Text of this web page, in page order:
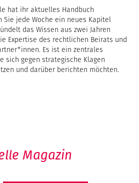
hat ihr aktuelles Handbuch
jede Woche ein neues Kapitel
das Wissen aus zwei Jahren
Expertise des rechtlichen Beirats und
Es ist ein zentrales
sich gegen strategische Klagen
und darüber berichten möchten.
Magazin